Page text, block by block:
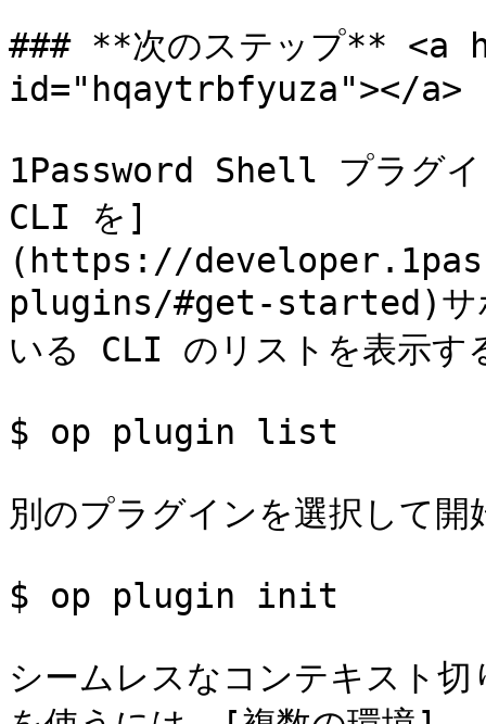
### **次のステップ**
id="hqaytrbfyuza"></a>
1Password Shell プラグイ
CLI を]
(https://
plugins/#get-started)サポ
いる CLI のリストを表示す
$ op plugin list
別のプラグインを選択して
$ op plugin init
シームレスなコンテキスト